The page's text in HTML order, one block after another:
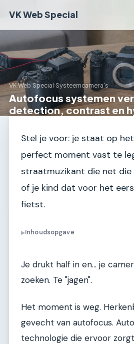
VK Web Special
VK Web Special›Systeemcamera's
Autofocus systemen
detection, contrast en
Stel je voor: je staat op
perfect moment vast te
straatmuzikant die net
of je kind dat voor het
fietst.
▶Inhoudsopgave
Je drukt half in en... je
zoeken. Te "jagen".
Het moment is weg.
gevecht van autofocus.
technologie die ervoor